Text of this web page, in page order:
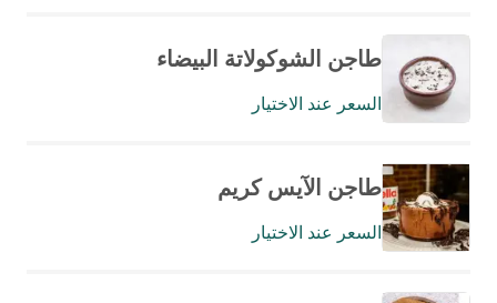
طاجن الشوكولاتة البيضاء
السعر عند الاختيار
طاجن الآيس كريم
السعر عند الاختيار